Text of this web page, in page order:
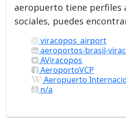
aeropuerto tiene perfiles
sociales, puedes
viracopos_airport
aeroportos-brasil-
AViracopos
AeroportoVCP
Aeropuerto
n/a